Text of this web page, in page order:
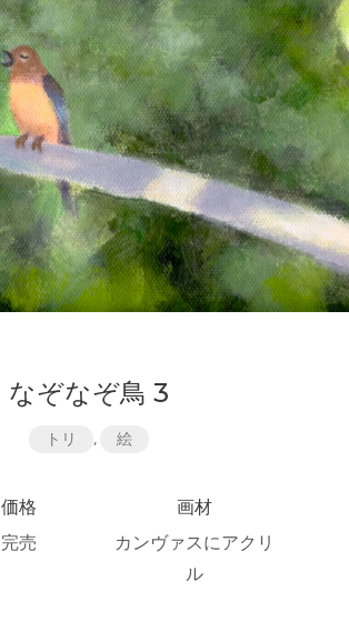
なぞなぞ鳥 3
トリ , 絵
価格
完売
画材
カンヴァスにアクリ
ル